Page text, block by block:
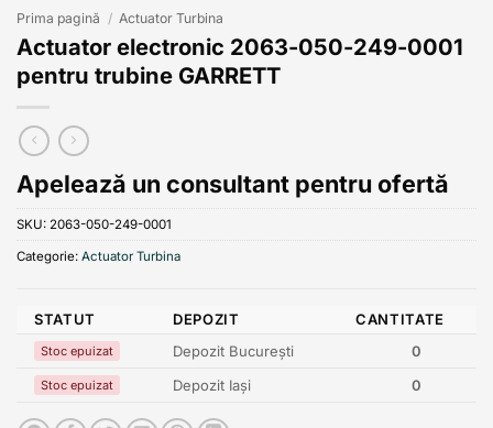
Prima pagină / Actuator Turbina
Actuator electronic 2063-050-249-0001
pentru trubine GARRETT
Apelează un consultant pentru ofertă
SKU: 2063-050-249-0001
Categorie: Actuator Turbina
STATUT DEPOZIT CANTITATE
Stoc epuizat Depozit București 0
Stoc epuizat Depozit Iași 0